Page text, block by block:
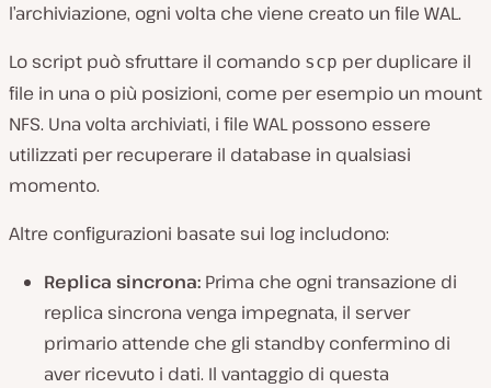
l’archiviazione, ogni volta che viene creato un file WAL.
Lo script può sfruttare il comando scp per duplicare il
file in una o più posizioni, come per esempio un mount
NFS. Una volta archiviati, i file WAL possono essere
utilizzati per recuperare il database in qualsiasi
momento.
Altre configurazioni basate sui log includono:
Replica sincrona: Prima che ogni transazione di
replica sincrona venga impegnata, il server
primario attende che gli standby confermino di
aver ricevuto i dati. Il vantaggio di questa